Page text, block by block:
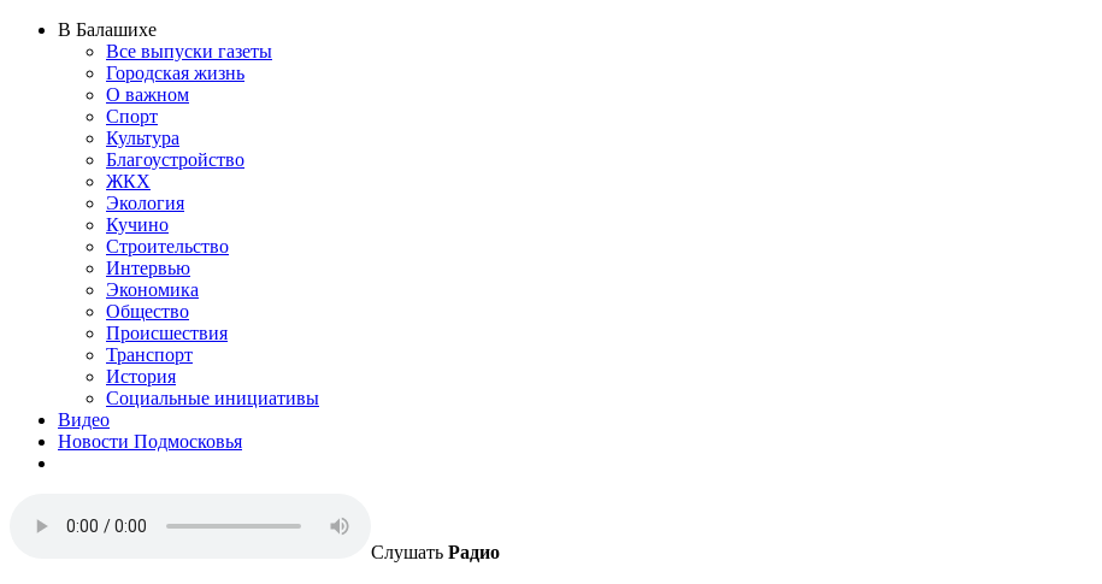
В Балашихе
Все выпуски газеты
Городская жизнь
О важном
Спорт
Культура
Благоустройство
ЖКХ
Экология
Кучино
Строительство
Интервью
Экономика
Общество
Происшествия
Транспорт
История
Социальные инициативы
Видео
Новости Подмосковья
Слушать Радио